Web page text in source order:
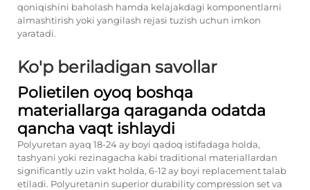
qoniqishini baholash hamda kelajakdagi komponentlarni
almashtirish yoki yangilash rejasi tuzish uchun imkon
yaratadi.
Ko'p beriladigan savollar
Polietilen oyoq boshqa
materiallarga qaraganda odatda
qancha vaqt ishlaydi
Polyuretan ayaq 18-24 ay boyi qadoq istifadaga holda,
tashyani yoki rezinagacha kabi traditional materiallardan
significantly uzin vakt holda, 6-12 ay boyi replacement talab
etiladi. Polyuretanin superior durability compression set va